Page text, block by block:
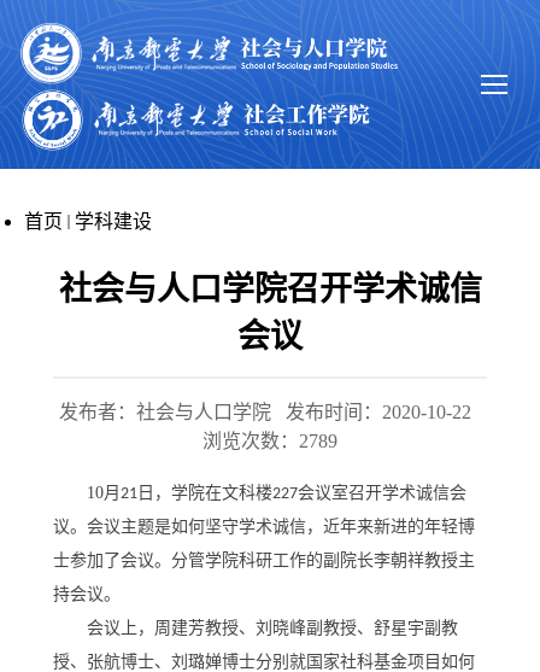
首页 学科建设
社会与人口学院召开学术诚信
会议
发布者：社会与人口学院
发布时间：2020-10-22
浏览次数： 2789
10月 21 日，学院在文科楼227会议室召开学术诚信会
议。会议主题是如何坚守学术诚信，近年来新进的年轻博
士参加了会议。分管学院科研工作的副院长李朝祥教授主
持会议。
会议上，周建芳教授、刘晓峰副教授、舒星宇副教
授、张航博士、刘璐婵博士分别就国家社科基金项目如何